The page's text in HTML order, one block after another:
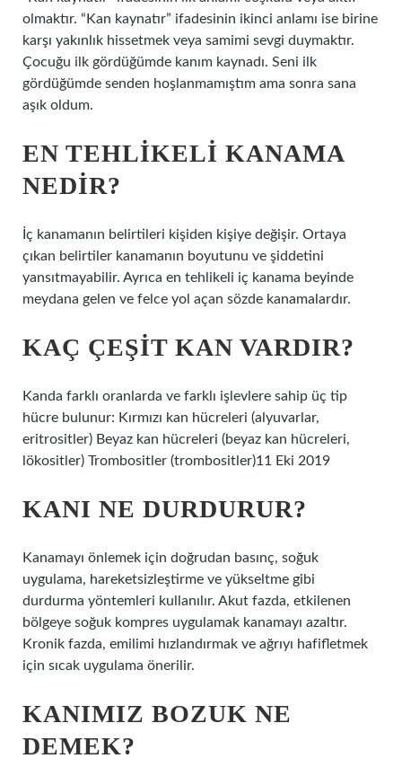
olmaktır. “Kan kaynatır” ifadesinin ikinci anlamı ise birine
karşı yakınlık hissetmek veya samimi sevgi duymaktır.
Çocuğu ilk gördüğümde kanım kaynadı. Seni ilk
gördüğümde senden hoşlanmamıştım ama sonra sana
aşık oldum.
EN TEHLIKELI KANAMA
NEDIR?
İç kanamanın belirtileri kişiden kişiye değişir. Ortaya
çıkan belirtiler kanamanın boyutunu ve şiddetini
yansıtmayabilir. Ayrıca en tehlikeli iç kanama beyinde
meydana gelen ve felce yol açan sözde kanamalardır.
KAÇ ÇEŞIT KAN VARDIR?
Kanda farklı oranlarda ve farklı işlevlere sahip üç tip
hücre bulunur: Kırmızı kan hücreleri (alyuvarlar,
eritrositler) Beyaz kan hücreleri (beyaz kan hücreleri,
lökositler) Trombositler (trombositler)11 Eki 2019
KANI NE DURDURUR?
Kanamayı önlemek için doğrudan basınç, soğuk
uygulama, hareketsizleştirme ve yükseltme gibi
durdurma yöntemleri kullanılır. Akut fazda, etkilenen
bölgeye soğuk kompres uygulamak kanamayı azaltır.
Kronik fazda, emilimi hızlandırmak ve ağrıyı hafifletmek
için sıcak uygulama önerilir.
KANIMIZ BOZUK NE
DEMEK?